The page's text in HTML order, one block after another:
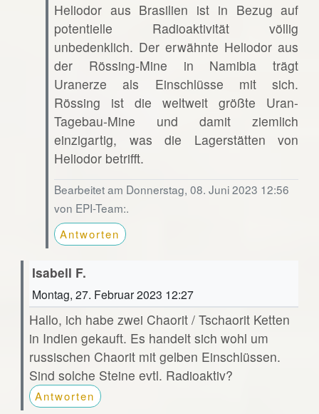
Heliodor aus Brasilien ist in Bezug auf
potentielle Radioaktivität völlig
unbedenklich. Der erwähnte Heliodor aus
der Rössing-Mine in Namibia trägt
Uranerze als Einschlüsse mit sich.
Rössing ist die weltweit größte Uran-
Tagebau-Mine und damit ziemlich
einzigartig, was die Lagerstätten von
Heliodor betrifft.
Bearbeitet am Donnerstag, 08. Juni 2023 12:56
von EPI-Team:.
Antworten
Isabell F.
Montag, 27. Februar 2023 12:27
Hallo, ich habe zwei Chaorit / Tschaorit Ketten
in Indien gekauft. Es handelt sich wohl um
russischen Chaorit mit gelben Einschlüssen.
Sind solche Steine evtl. Radioaktiv?
Antworten